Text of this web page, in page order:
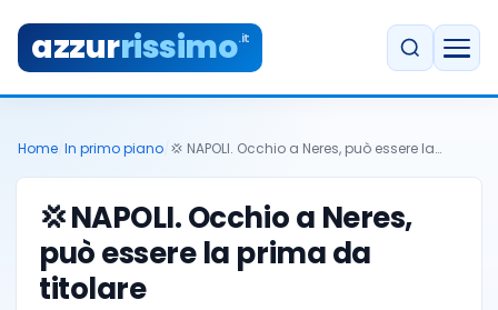
azzurrissimo.it
Home In primo piano 💢 NAPOLI. Occhio a Neres, può essere la…
💢NAPOLI. Occhio a Neres,
può essere la prima da
titolare